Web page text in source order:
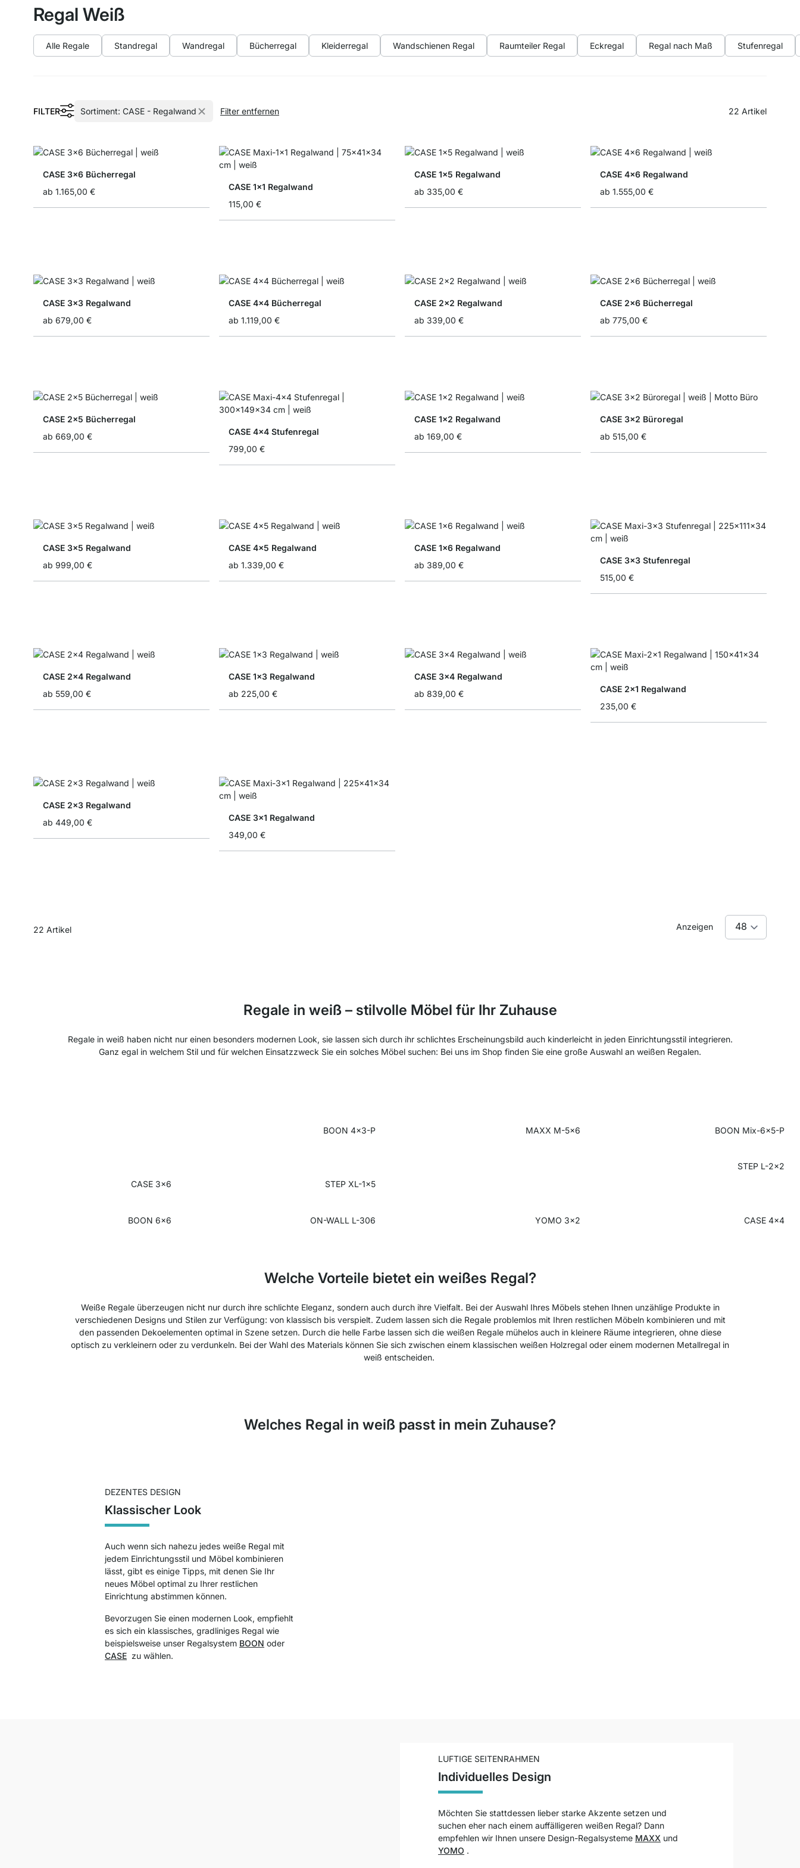
Regal Weiß
Alle Regale Standregal Wandregal Bücherregal Kleiderregal Wandschienen Regal Raumteiler Regal Eckregal Regal nach Maß Stufenregal
FILTER Sortiment: CASE - Regalwand Filter entfernen 22 Artikel
CASE 3x6 Bücherregal
ab 1.165,00 €
CASE 1x1 Regalwand
115,00 €
CASE 1x5 Regalwand
ab 335,00 €
CASE 4x6 Regalwand
ab 1.555,00 €
CASE 3x3 Regalwand
ab 679,00 €
CASE 4x4 Bücherregal
ab 1.119,00 €
CASE 2x2 Regalwand
ab 339,00 €
CASE 2x6 Bücherregal
ab 775,00 €
CASE 2x5 Bücherregal
ab 669,00 €
CASE 4x4 Stufenregal
799,00 €
CASE 1x2 Regalwand
ab 169,00 €
CASE 3x2 Büroregal
ab 515,00 €
CASE 3x5 Regalwand
ab 999,00 €
CASE 4x5 Regalwand
ab 1.339,00 €
CASE 1x6 Regalwand
ab 389,00 €
CASE 3x3 Stufenregal
515,00 €
CASE 2x4 Regalwand
ab 559,00 €
CASE 1x3 Regalwand
ab 225,00 €
CASE 3x4 Regalwand
ab 839,00 €
CASE 2x1 Regalwand
235,00 €
CASE 2x3 Regalwand
ab 449,00 €
CASE 3x1 Regalwand
349,00 €
22 Artikel Anzeigen
Regale in weiß – stilvolle Möbel für Ihr Zuhause
Regale in weiß haben nicht nur einen besonders modernen Look, sie lassen sich durch ihr schlichtes Erscheinungsbild auch kinderleicht in jeden Einrichtungsstil integrieren.
Ganz egal in welchem Stil und für welchen Einsatzzweck Sie ein solches Möbel suchen: Bei uns im Shop finden Sie eine große Auswahl an weißen Regalen.
BOON 4x3-P MAXX M-5x6 BOON Mix-6x5-P
STEP L-2x2
CASE 3x6
STEP XL-1x5
BOON 6x6 ON-WALL L-306 YOMO 3x2 CASE 4x4
Welche Vorteile bietet ein weißes Regal?
Weiße Regale überzeugen nicht nur durch ihre schlichte Eleganz, sondern auch durch ihre Vielfalt. Bei der Auswahl Ihres Möbels stehen Ihnen unzählige Produkte in
verschiedenen Designs und Stilen zur Verfügung: von klassisch bis verspielt. Zudem lassen sich die Regale problemlos mit Ihren restlichen Möbeln kombinieren und mit
den passenden Dekoelementen optimal in Szene setzen. Durch die helle Farbe lassen sich die weißen Regale mühelos auch in kleinere Räume integrieren, ohne diese
optisch zu verkleinern oder zu verdunkeln. Bei der Wahl des Materials können Sie sich zwischen einem klassischen weißen Holzregal oder einem modernen Metallregal in
weiß entscheiden.
Welches Regal in weiß passt in mein Zuhause?
DEZENTES DESIGN
Klassischer Look
Auch wenn sich nahezu jedes weiße Regal mit
jedem Einrichtungsstil und Möbel kombinieren
lässt, gibt es einige Tipps, mit denen Sie Ihr
neues Möbel optimal zu Ihrer restlichen
Einrichtung abstimmen können.
Bevorzugen Sie einen modernen Look, empfiehlt
es sich ein klassisches, gradliniges Regal wie
beispielsweise unser Regalsystem BOON oder
CASE zu wählen.
LUFTIGE SEITENRAHMEN
Individuelles Design
Möchten Sie stattdessen lieber starke Akzente setzen und
suchen eher nach einem auffälligeren weißen Regal? Dann
empfehlen wir Ihnen unsere Design-Regalsysteme MAXX und
YOMO .